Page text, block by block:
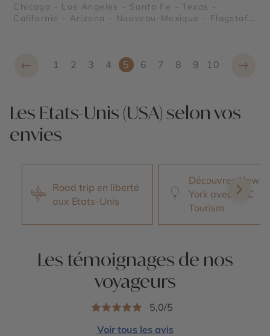
Chicago - Los Angeles - Santa Fe - Texas -
Californie - Arizona - Nouveau-Mexique - Flagstaff
← 1 2 3 4 5 6 7 8 9 10 →
Les Etats-Unis (USA) selon vos
envies
Road trip en liberté
aux Etats-Unis
Découvrez New
York avec NYC
Tourism
Les témoignages de nos
voyageurs
5,0/5
Voir tous les avis